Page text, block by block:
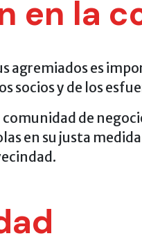
en la
agremiados es
socios y de los
comunidad de
en su justa